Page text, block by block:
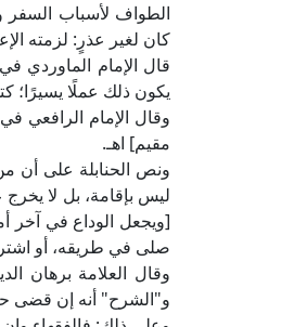
الطواف لأسباب السفر
كان لغير عذرٍ: لزمته
يكون ذلك عملًا يسيرًا؛
مقيم] اهـ.
ونص الحنابلة على أن
[ويجعل الوداع في آخر
صلى في طريقه، أو
و"الشرح" أنه إن قضى